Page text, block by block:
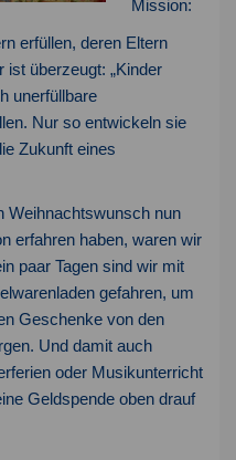
Mission:
erfüllen, deren Eltern
überzeugt: „Kinder
unerfüllbare
Nur so entwickeln sie
Zukunft eines
Weihnachtswunsch nun
erfahren haben, waren wir
paar Tagen sind wir mit
gefahren, um
Geschenke von den
Und damit auch
oder Musikunterricht
Geldspende oben drauf